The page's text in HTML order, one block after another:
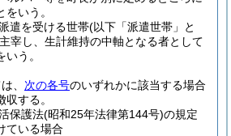
いう。
遣を受ける世帯(以下「派遣世帯」と
宰し、生計維持の中軸となる者として
う。
、 次の各号のいずれかに該当する場合
する。
保護法(昭和25年法律第144号)の規定
ている場合